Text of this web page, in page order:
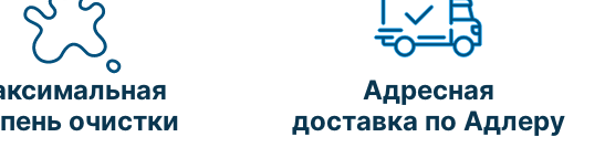
очистки
Адресная
доставка по Адлеру